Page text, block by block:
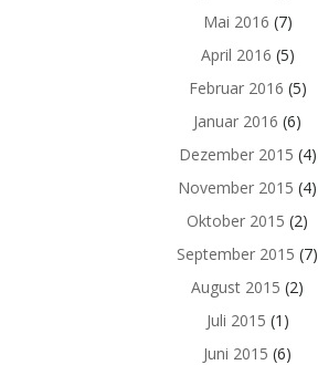
Mai 2016 (7)
April 2016 (5)
Februar 2016 (5)
Januar 2016 (6)
Dezember 2015 (4)
November 2015 (4)
Oktober 2015 (2)
September 2015 (7)
August 2015 (2)
Juli 2015 (1)
Juni 2015 (6)